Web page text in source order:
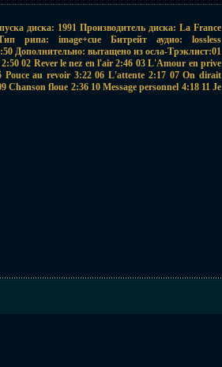
диска: 1991 Производитель диска: La France
рипа: image+cue Битрейт аудио: lossless
Дополнительно: вытащено из осла-Трэклист:01
02 Rever le nez en l'air 2:46 03 L'Amour en prive
Pouce au revoir 3:22 06 L'attente 2:17 07 On dirait
Chanson floue 2:36 10 Message personnel 4:18 11 Je